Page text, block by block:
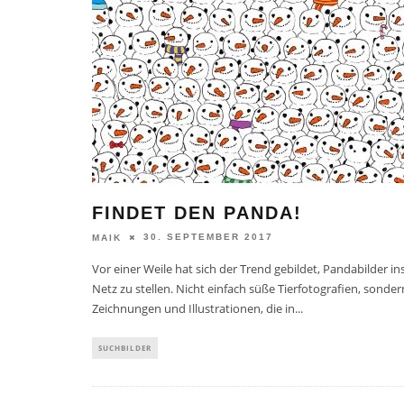
FINDET DEN PANDA!
MAIK 30. SEPTEMBER 2017
Vor einer Weile hat sich der Trend gebildet, Pandabilder
Netz zu stellen. Nicht einfach süße Tierfotografien,
Zeichnungen und Illustrationen, die in...
SUCHBILDER